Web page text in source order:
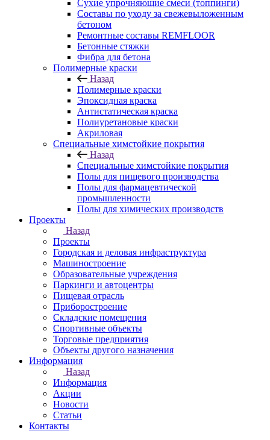
Сухие упрочняющие смеси (топпинги)
Составы по уходу за свежевыложенным
бетоном
Ремонтные составы REMFLOOR
Бетонные стяжки
Фибра для бетона
Полимерные краски
Назад
Полимерные краски
Эпоксидная краска
Антистатическая краска
Полиуретановые краски
Акриловая
Специальные химстойкие покрытия
Назад
Специальные химстойкие покрытия
Полы для пищевого производства
Полы для фармацевтической
промышленности
Полы для химических производств
Проекты
Назад
Проекты
Городская и деловая инфраструктура
Машиностроение
Образовательные учреждения
Паркинги и автоцентры
Пищевая отрасль
Приборостроение
Складские помещения
Спортивные объекты
Торговые предприятия
Объекты другого назначения
Информация
Назад
Информация
Акции
Новости
Статьи
Контакты